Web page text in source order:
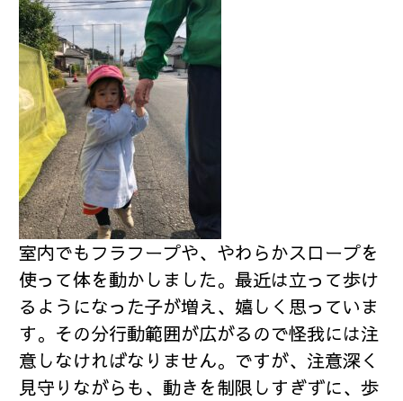
室内でもフラフープや、やわらかスロープを
使って体を動かしました。最近は立って歩け
るようになった子が増え、嬉しく思っていま
す。その分行動範囲が広がるので怪我には注
意しなければなりません。ですが、注意深く
見守りながらも、動きを制限しすぎずに、歩